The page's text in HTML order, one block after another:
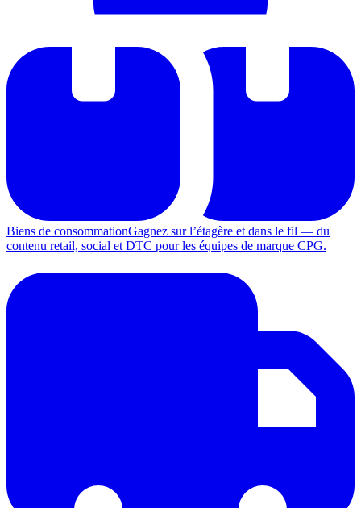
Biens de consommationGagnez sur l’étagère et dans le fil — du
contenu retail, social et DTC pour les équipes de marque CPG.